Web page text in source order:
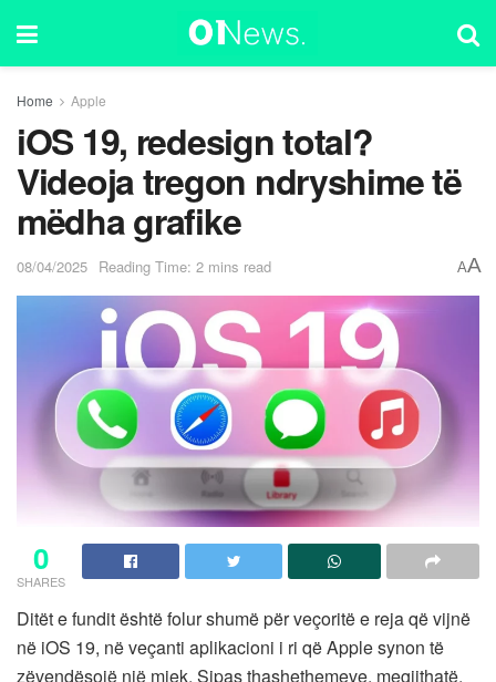
Home Apple
iOS 19, redesign total?
Videoja tregon ndryshime të
mëdha grafike
08/04/2025 Reading Time: 2 mins read AA
0
SHARES
Ditët e fundit është folur shumë për veçoritë e reja që vijnë
në iOS 19, në veçanti aplikacioni i ri që Apple synon të
zëvendësojë një mjek. Sipas thashethemeve, megjithatë,